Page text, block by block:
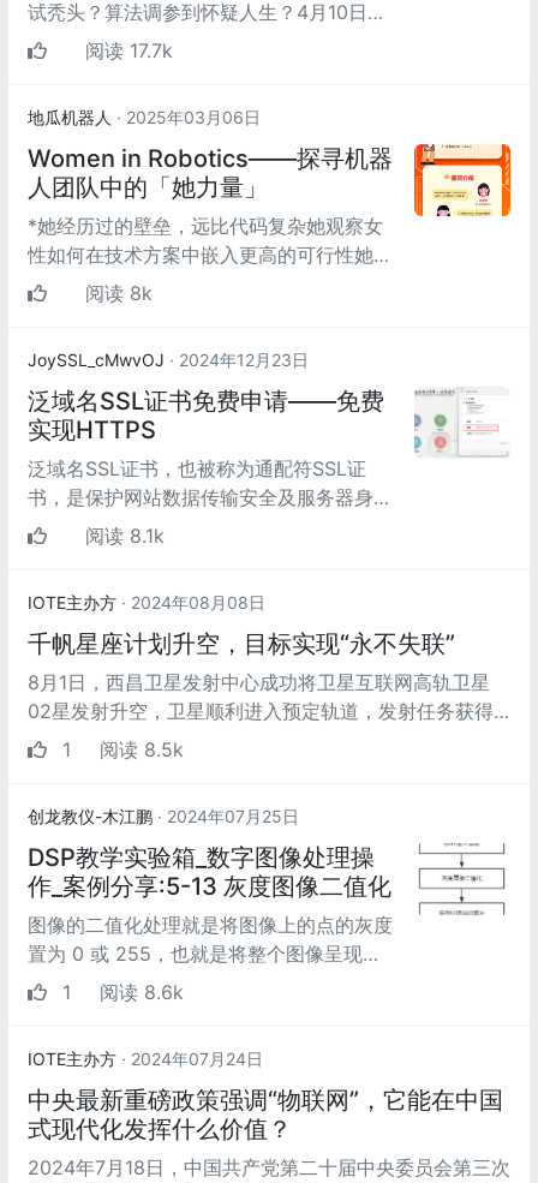
试秃头？算法调参到怀疑人生？4月10日晚
上7点 全网技术宅速归！两大竞赛车手直播
阅读 17.7k
地瓜机器人 · 2025年03月06日
Women in Robotics——探寻机器
人团队中的「她力量」
*她经历过的壁垒，远比代码复杂她观察女
性如何在技术方案中嵌入更高的可行性她的
代码支撑着更大的系统她让技术从高塔走向
阅读 8k
JoySSL_cMwvOJ · 2024年12月23日
泛域名SSL证书免费申请——免费
实现HTTPS
泛域名SSL证书，也被称为通配符SSL证
书，是保护网站数据传输安全及服务器身份
可信的重要工具。以下是对泛域名SSL证书
阅读 8.1k
IOTE主办方 · 2024年08月08日
千帆星座计划升空，目标实现“永不失联”
8月1日，西昌卫星发射中心成功将卫星互联网高轨卫星
02星发射升空，卫星顺利进入预定轨道，发射任务获得
圆满成功。8月6日，千帆星座计划...
1 阅读 8.5k
创龙教仪-木江鹏 · 2024年07月25日
DSP教学实验箱_数字图像处理操
作_案例分享:5-13 灰度图像二值化
图像的二值化处理就是将图像上的点的灰度
置为 0 或 255，也就是将整个图像呈现出
明显的黑白效果。即将 256 个亮度等级的
1 阅读 8.6k
IOTE主办方 · 2024年07月24日
中央最新重磅政策强调“物联网”，它能在中国
式现代化发挥什么价值？
2024年7月18日，中国共产党第二十届中央委员会第三次